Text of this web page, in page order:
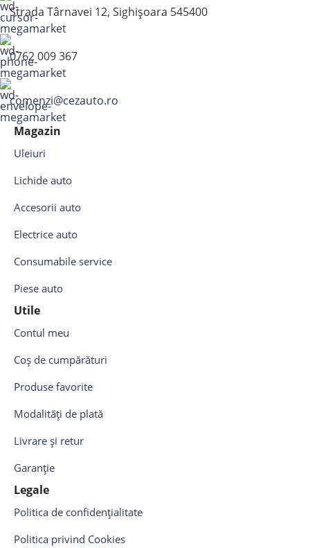
Strada Târnavei 12, Sighișoara 545400
0762 009 367
comenzi@cezauto.ro
Magazin
Uleiuri
Lichide auto
Accesorii auto
Electrice auto
Consumabile service
Piese auto
Utile
Contul meu
Coș de cumpărături
Produse favorite
Modalități de plată
Livrare și retur
Garanție
Legale
Politica de confidențialitate
Politica privind Cookies